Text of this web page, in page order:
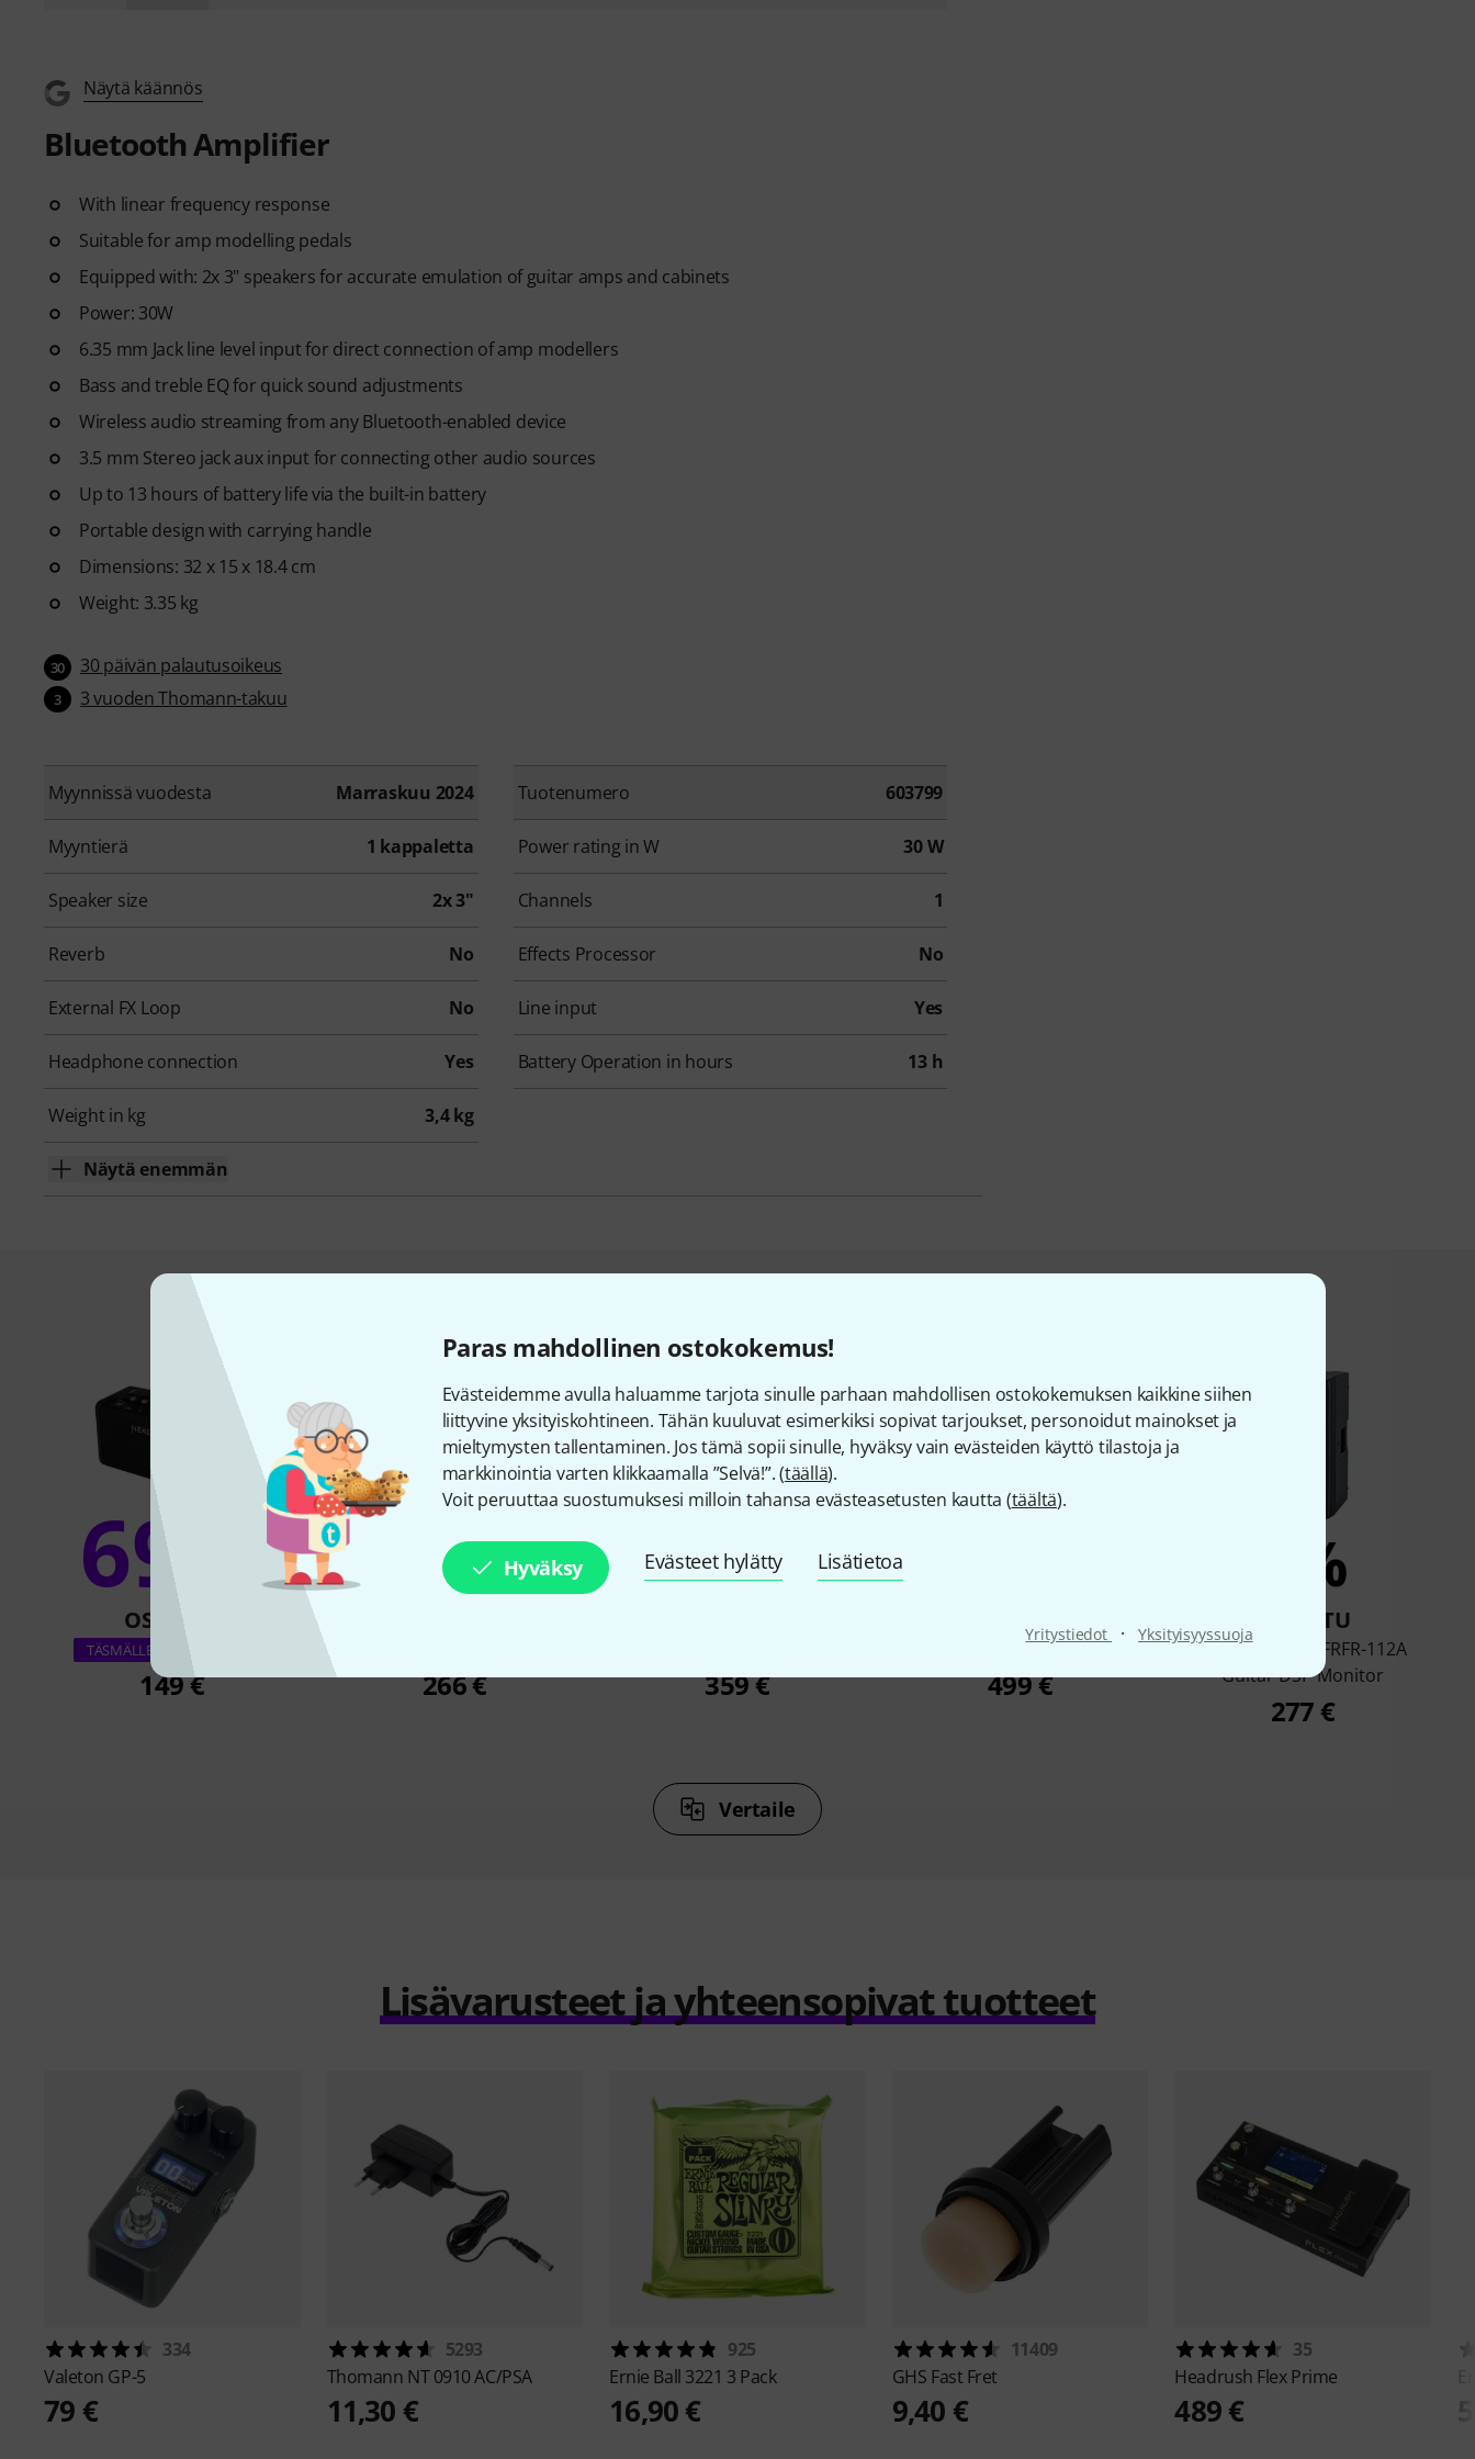
Paras mahdollinen ostokokemus!
Evästeidemme avulla haluamme tarjota sinulle parhaan mahdollisen ostokokemuksen kaikkine siihen
liittyvine yksityiskohtineen. Tähän kuuluvat esimerkiksi sopivat tarjoukset, personoidut mainokset ja
mieltymysten tallentaminen. Jos tämä sopii sinulle, hyväksy vain evästeiden käyttö tilastoja ja
markkinointia varten klikkaamalla ”Selvä!”. (täällä).
Voit peruuttaa suostumuksesi milloin tahansa evästeasetusten kautta (täältä).
Hyväksy Evästeet hylätty Lisätietoa
Yritystiedot · Yksityisyyssuoja
Näytä käännös
Bluetooth Amplifier
With linear frequency response
Suitable for amp modelling pedals
Equipped with: 2x 3" speakers for accurate emulation of guitar amps and cabinets
Power: 30W
6.35 mm Jack line level input for direct connection of amp modellers
Bass and treble EQ for quick sound adjustments
Wireless audio streaming from any Bluetooth-enabled device
3.5 mm Stereo jack aux input for connecting other audio sources
Up to 13 hours of battery life via the built-in battery
Portable design with carrying handle
Dimensions: 32 x 15 x 18.4 cm
Weight: 3.35 kg
30 30 päivän palautusoikeus
3 3 vuoden Thomann-takuu
Myynnissä vuodesta Marraskuu 2024 Tuotenumero 603799
Myyntierä 1 kappaletta Power rating in W 30 W
Speaker size 2x 3" Channels 1
Reverb No Effects Processor No
External FX Loop No Line input Yes
Headphone connection Yes Battery Operation in hours 13 h
Weight in kg 3,4 kg
Näytä enemmän
Näitä ostavat asiakkaat, jotka ovat tutkineet tätä tuotetta.
69%
OSTETTU
TÄSMÄLLEEN TÄMÄ TUOTE
149 €
5%
266 €
4%
359 €
OSTETTU
Fender Tone Master FR-10
499 €
3%
OSTETTU
Harley Benton FRFR-112A
Guitar DSP Monitor
277 €
Vertaile
Lisävarusteet ja yhteensopivat tuotteet
334
Valeton GP-5
79 €
5293
Thomann NT 0910 AC/PSA
11,30 €
925
Ernie Ball 3221 3 Pack
16,90 €
11409
GHS Fast Fret
9,40 €
35
Headrush Flex Prime
489 €